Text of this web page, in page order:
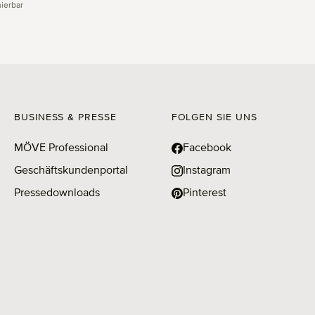
BUSINESS & PRESSE
MÖVE Professional
Geschäftskundenportal
Pressedownloads
FOLGEN SIE UNS
Facebook
Instagram
Pinterest